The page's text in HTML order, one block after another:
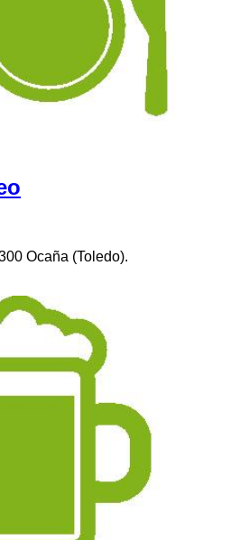
Ocaña (Toledo).